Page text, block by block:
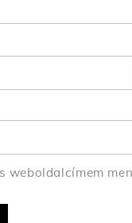
weboldalcímem